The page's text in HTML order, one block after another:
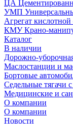
ЦА
УМП
Агрегат
КМУ Крано-
Каталог
В наличии
Дорожно-
Маслостанции и
Бортовые
Седельные тягачи
Медицинские и
О компании
О компании
Новости